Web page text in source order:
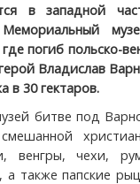
в западной
погиб польско-
Владислав
в 30 гектаров.
битве под
венгры, чехи,
а также папские